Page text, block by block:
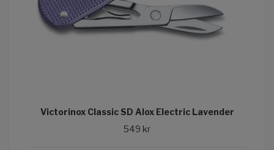
Victorinox Classic SD Alox Electric Lavender
549 kr